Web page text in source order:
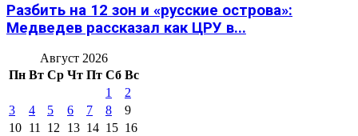
Разбить на 12 зон и «русские острова»:
Медведев рассказал как ЦРУ в...
Август 2026
Пн Вт Ср Чт Пт Сб Вс
1
2
3
4 5 6 7 8
9
10 11 12 13 14 15 16